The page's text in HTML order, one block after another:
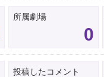
所属劇場
0
投稿したコメント